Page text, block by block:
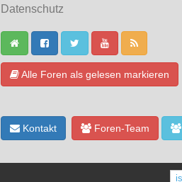
Datenschutz
Alle Foren als gelesen markieren
Kontakt Foren-Team